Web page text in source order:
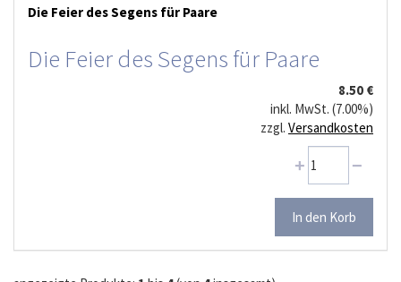
Die Feier des Segens für Paare
Die Feier des Segens für Paare
8.50 €
inkl. MwSt. (7.00%)
zzgl. Versandkosten